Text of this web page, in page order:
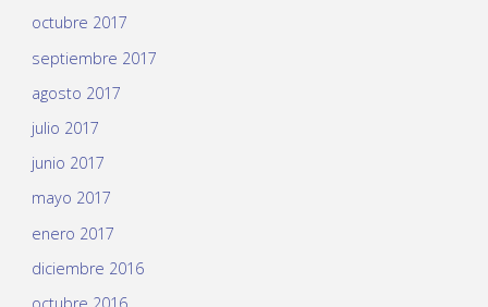
octubre 2017
septiembre 2017
agosto 2017
julio 2017
junio 2017
mayo 2017
enero 2017
diciembre 2016